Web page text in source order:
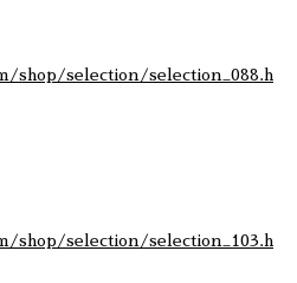
shop/selection/selection_088.h
shop/selection/selection_103.h